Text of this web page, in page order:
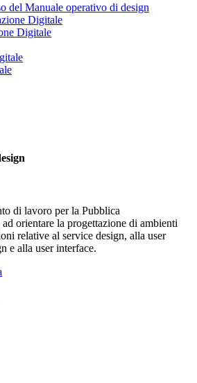
del Manuale operativo di design
Digitale
di lavoro per la Pubblica
orientare la progettazione di ambienti
relative al service design, alla user
e alla user interface.